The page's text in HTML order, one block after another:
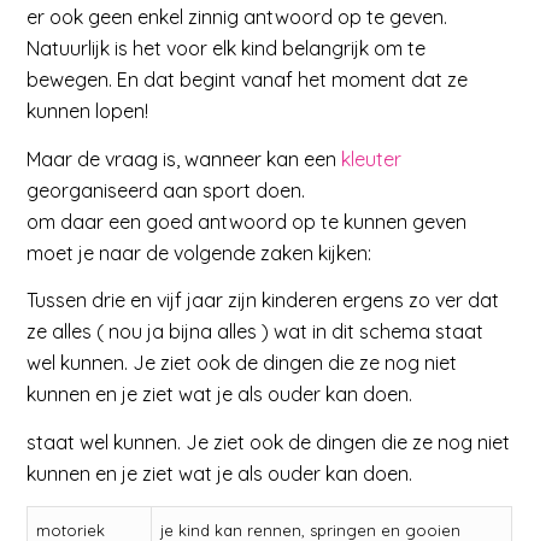
er ook geen enkel zinnig antwoord op te geven.
Natuurlijk is het voor elk kind belangrijk om te
bewegen. En dat begint vanaf het moment dat ze
kunnen lopen!
Maar de vraag is, wanneer kan een kleuter
georganiseerd aan sport doen.
om daar een goed antwoord op te kunnen geven
moet je naar de volgende zaken kijken:
Tussen drie en vijf jaar zijn kinderen ergens zo ver dat
ze alles ( nou ja bijna alles ) wat in dit schema staat
wel kunnen. Je ziet ook de dingen die ze nog niet
kunnen en je ziet wat je als ouder kan doen.
staat wel kunnen. Je ziet ook de dingen die ze nog niet
kunnen en je ziet wat je als ouder kan doen.
motoriek
je kind kan rennen, springen en gooien